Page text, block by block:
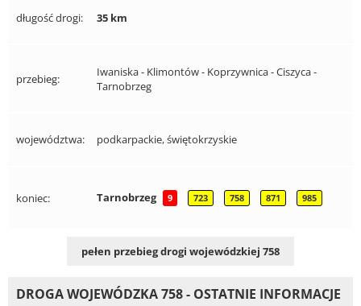
długość drogi: 35 km
przebieg:
Iwaniska - Klimontów - Koprzywnica - Ciszyca -
Tarnobrzeg
województwa: podkarpackie, świętokrzyskie
koniec: Tarnobrzeg 9 723 758 871 985
pełen przebieg drogi wojewódzkiej 758
DROGA WOJEWÓDZKA 758 - OSTATNIE INFORMACJE